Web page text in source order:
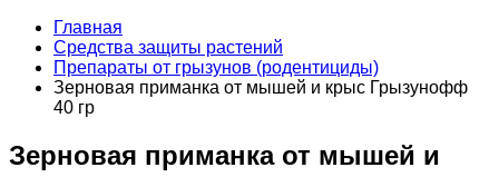
Главная
Средства защиты растений
Препараты от грызунов (родентициды)
Зерновая приманка от мышей и крыс Грызунофф
40 гр
Зерновая приманка от мышей и